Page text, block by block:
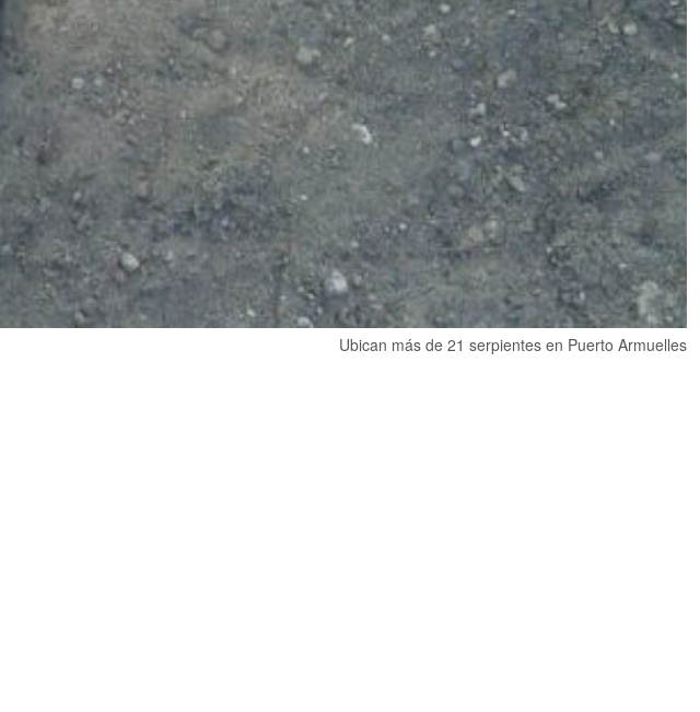
Ubican más de 21 serpientes en Puerto Armuelles